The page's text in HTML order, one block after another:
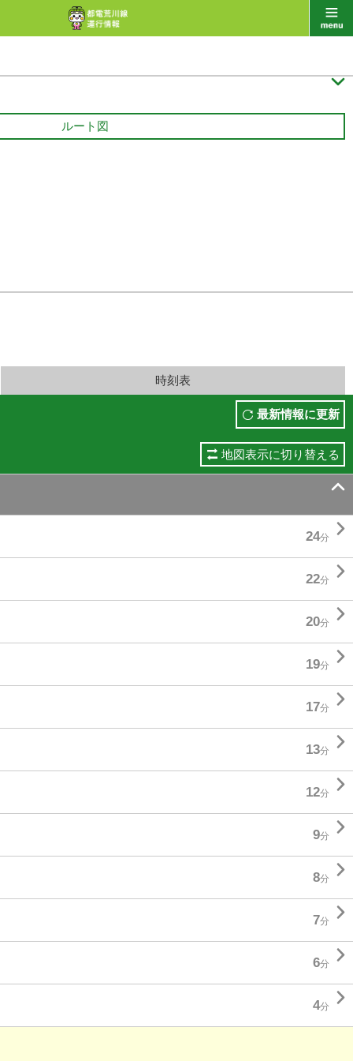

ルート図
時刻表
最新情報に更新
地図表示に切り替える

24分 
22分 
20分 
19分 
17分 
13分 
12分 
9分 
8分 
7分 
6分 
4分 